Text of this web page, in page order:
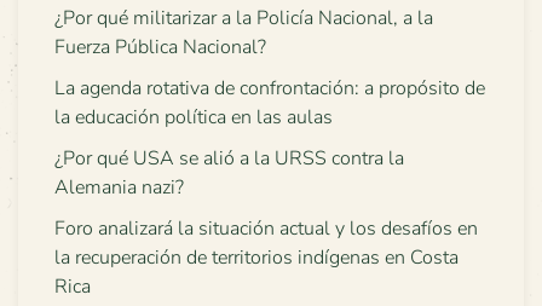
¿Por qué militarizar a la Policía Nacional, a la
Fuerza Pública Nacional?
La agenda rotativa de confrontación: a propósito de
la educación política en las aulas
¿Por qué USA se alió a la URSS contra la
Alemania nazi?
Foro analizará la situación actual y los desafíos en
la recuperación de territorios indígenas en Costa
Rica